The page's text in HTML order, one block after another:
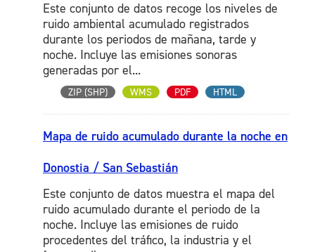
Este conjunto de datos recoge los niveles de
ruido ambiental acumulado registrados
durante los periodos de mañana, tarde y
noche. Incluye las emisiones sonoras
generadas por el...
ZIP (SHP) WMS PDF HTML
Mapa de ruido acumulado durante la noche en
Donostia / San Sebastián
Este conjunto de datos muestra el mapa del
ruido acumulado durante el periodo de la
noche. Incluye las emisiones de ruido
procedentes del tráfico, la industria y el